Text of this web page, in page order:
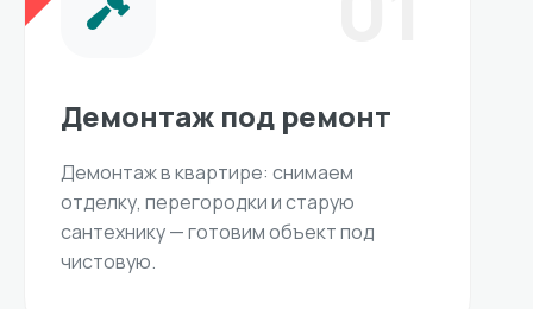
Демонтаж под ремонт
Демонтаж в квартире: снимаем
отделку, перегородки и старую
сантехнику — готовим объект под
чистовую.